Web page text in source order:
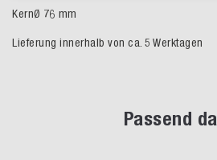
KernØ 76 mm
Lieferung innerhalb von ca. 5 Werktagen
Passend